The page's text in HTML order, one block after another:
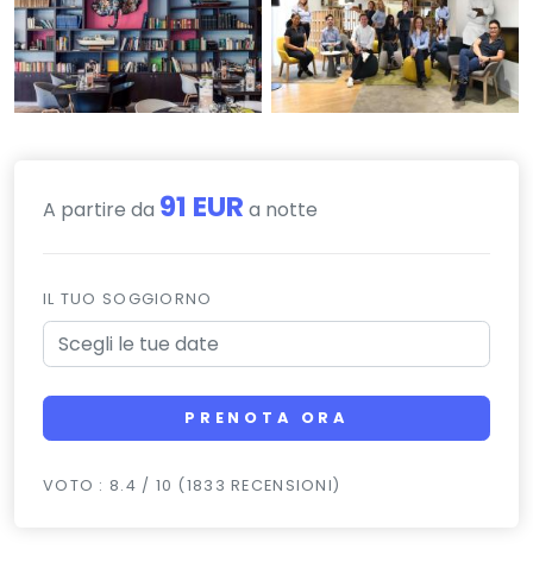
A partire da 91 EUR a notte
IL TUO SOGGIORNO
PRENOTA ORA
VOTO : 8.4 / 10 (1833 RECENSIONI)